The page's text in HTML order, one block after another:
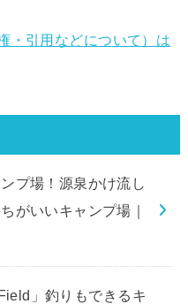
・引用などについて）は
プ場！源泉かけ流し
がいいキャンプ場｜
」釣りもできるキ